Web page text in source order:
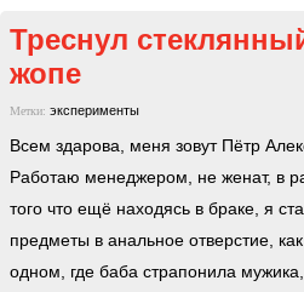
Треснул
жопе
Метки: эксперименты
Всем здарова, меня зовут Пётр
Работаю менеджером, не женат, в
того что ещё находясь в браке, я
предметы в анальное отверстие,
одном, где баба страпонила